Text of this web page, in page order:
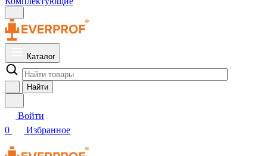
Каталог
Найти
Войти
0
Избранное